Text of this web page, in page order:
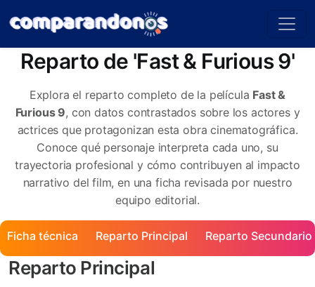
Reparto de 'Fast & Furious 9'
Explora el reparto completo de la película Fast &
Furious 9, con datos contrastados sobre los actores y
actrices que protagonizan esta obra cinematográfica.
Conoce qué personaje interpreta cada uno, su
trayectoria profesional y cómo contribuyen al impacto
narrativo del film, en una ficha revisada por nuestro
equipo editorial.
Ficha técnica Reparto Principal Reparto Secundario
Reparto Principal